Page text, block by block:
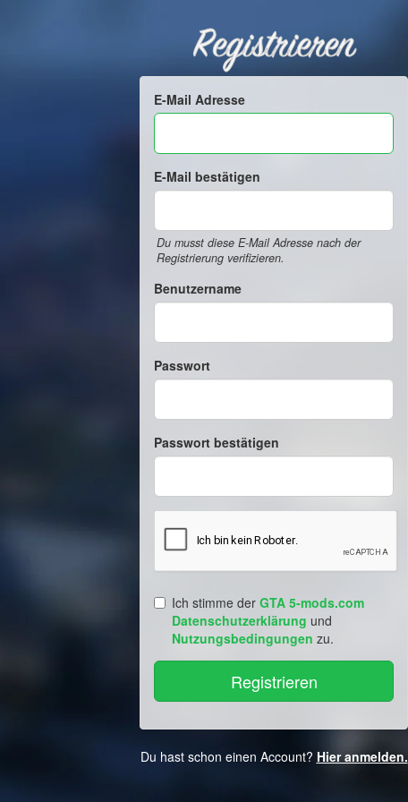
Registrieren
E-Mail Adresse
E-Mail bestätigen
Du musst diese E-Mail Adresse nach der
Registrierung verifizieren.
Benutzername
Passwort
Passwort bestätigen
Ich stimme der GTA 5-mods.com
Datenschutzerklärung und
Nutzungsbedingungen zu.
Du hast schon einen Account? Hier anmelden.